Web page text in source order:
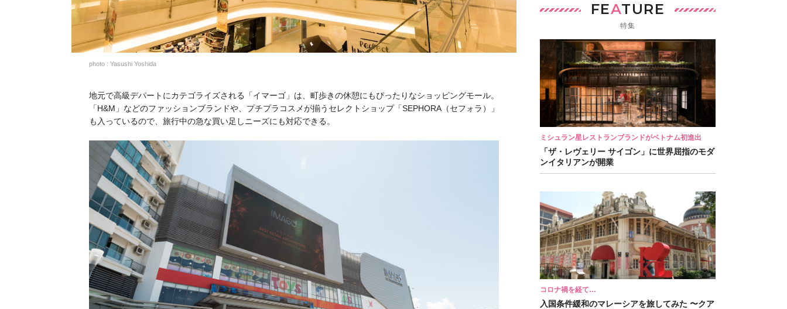
photo : Yasushi Yoshida
地元で高級デパートにカテゴライズされる「イマーゴ」は、町歩きの休憩にもぴったりなショッピングモール。
「H&M」などのファッションブランドや、プチプラコスメが揃うセレクトショップ「SEPHORA（セフォラ）」
も入っているので、旅行中の急な買い足しニーズにも対応できる。
FEATURE
特集
ミシュラン星レストランブランドがベトナム初進出
「ザ・レヴェリー サイゴン」に世界屈指のモダ
ンイタリアンが開業
コロナ禍を経て…
入国条件緩和のマレーシアを旅してみた 〜クア